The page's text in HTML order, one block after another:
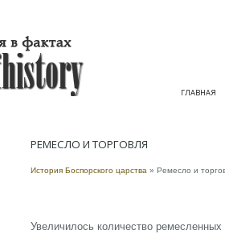
ГЛАВНАЯ
РЕМЕСЛО И ТОРГОВЛЯ
История Боспорского царства » Ремесло и
Увеличилось количество